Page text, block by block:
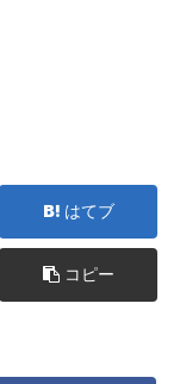
はてブ
コピー